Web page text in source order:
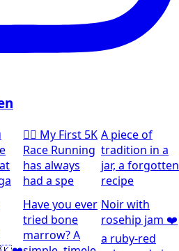
🏃‍♀️ My First 5K
Race Running
has always
had a spe
A piece of
tradition in a
jar, a forgotten
recipe
Have you ever
tried bone
marrow? A
Noir with
rosehip jam ❤️
a ruby-red